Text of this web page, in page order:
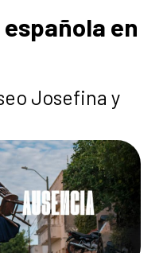
en
Josefina y